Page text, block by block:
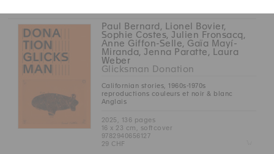
Paul Bernard, Lionel Bovier,
Sophie Costes, Julien Fronsacq,
Anne Giffon-Selle, Gaïa Mayí-
Miranda, Jenna Paratte, Laura
Weber
Glicksman Donation
Californian stories, 1960s-1970s
reproductions couleurs et noir & blanc
Anglais
2025, 136 pages
16 x 23 cm, softcover
9782940656127
29 CHF